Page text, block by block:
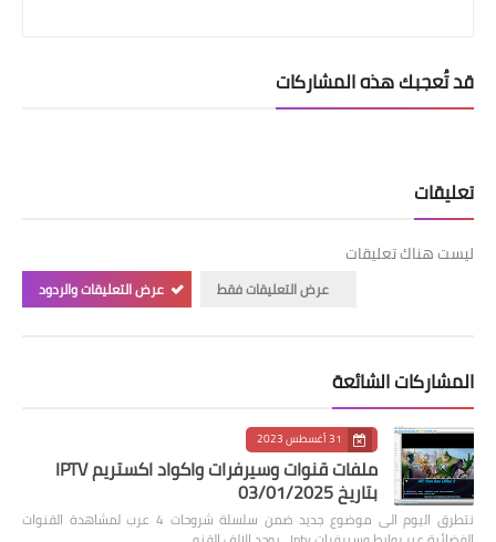
قد تُعجبك هذه المشاركات
تعليقات
ليست هناك تعليقات
عرض التعليقات فقط عرض التعليقات والردود
المشاركات الشائعة
31 أغسطس 2023
ملفات قنوات وسيرفرات واكواد اكستريم IPTV
بتاريخ 03/01/2025
نتطرق اليوم الى موضوع جديد ضمن سلسلة شروحات 4 عرب لمشاهدة القنوات